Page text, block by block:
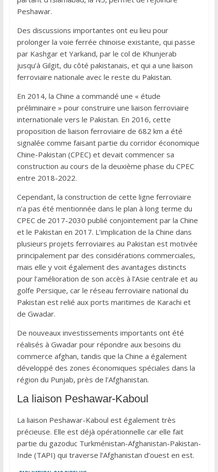
Peshawar.
Des discussions importantes ont eu lieu pour
prolonger la voie ferrée chinoise existante, qui passe
par Kashgar et Yarkand, par le col de Khunjerab
jusqu’à Gilgit, du côté pakistanais, et qui a une liaison
ferroviaire nationale avec le reste du Pakistan.
En 2014, la Chine a commandé une « étude
préliminaire » pour construire une liaison ferroviaire
internationale vers le Pakistan. En 2016, cette
proposition de liaison ferroviaire de 682 km a été
signalée comme faisant partie du corridor économique
Chine-Pakistan (CPEC) et devait commencer sa
construction au cours de la deuxième phase du CPEC
entre 2018-2022.
Cependant, la construction de cette ligne ferroviaire
n’a pas été mentionnée dans le plan à long terme du
CPEC de 2017-2030 publié conjointement par la Chine
et le Pakistan en 2017. L’implication de la Chine dans
plusieurs projets ferroviaires au Pakistan est motivée
principalement par des considérations commerciales,
mais elle y voit également des avantages distincts
pour l’amélioration de son accès à l’Asie centrale et au
golfe Persique, car le réseau ferroviaire national du
Pakistan est relié aux ports maritimes de Karachi et
de Gwadar.
De nouveaux investissements importants ont été
réalisés à Gwadar pour répondre aux besoins du
commerce afghan, tandis que la Chine a également
développé des zones économiques spéciales dans la
région du Punjab, près de l’Afghanistan.
La liaison Peshawar-Kaboul
La liaison Peshawar-Kaboul est également très
précieuse. Elle est déjà opérationnelle car elle fait
partie du gazoduc Turkménistan-Afghanistan-Pakistan-
Inde (TAPI) qui traverse l’Afghanistan d’ouest en est.